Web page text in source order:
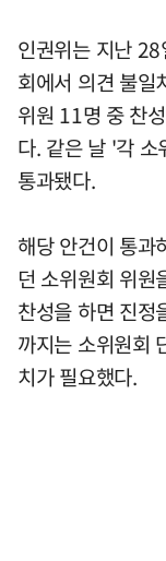
인권위는 지난
회에서 의견 불일
위원 11명 중 찬
다. 같은 날 '각
통과됐다.
해당 안건이 통과
던 소위원회 위원
찬성을 하면 진정
까지는 소위원회
치가 필요했다.